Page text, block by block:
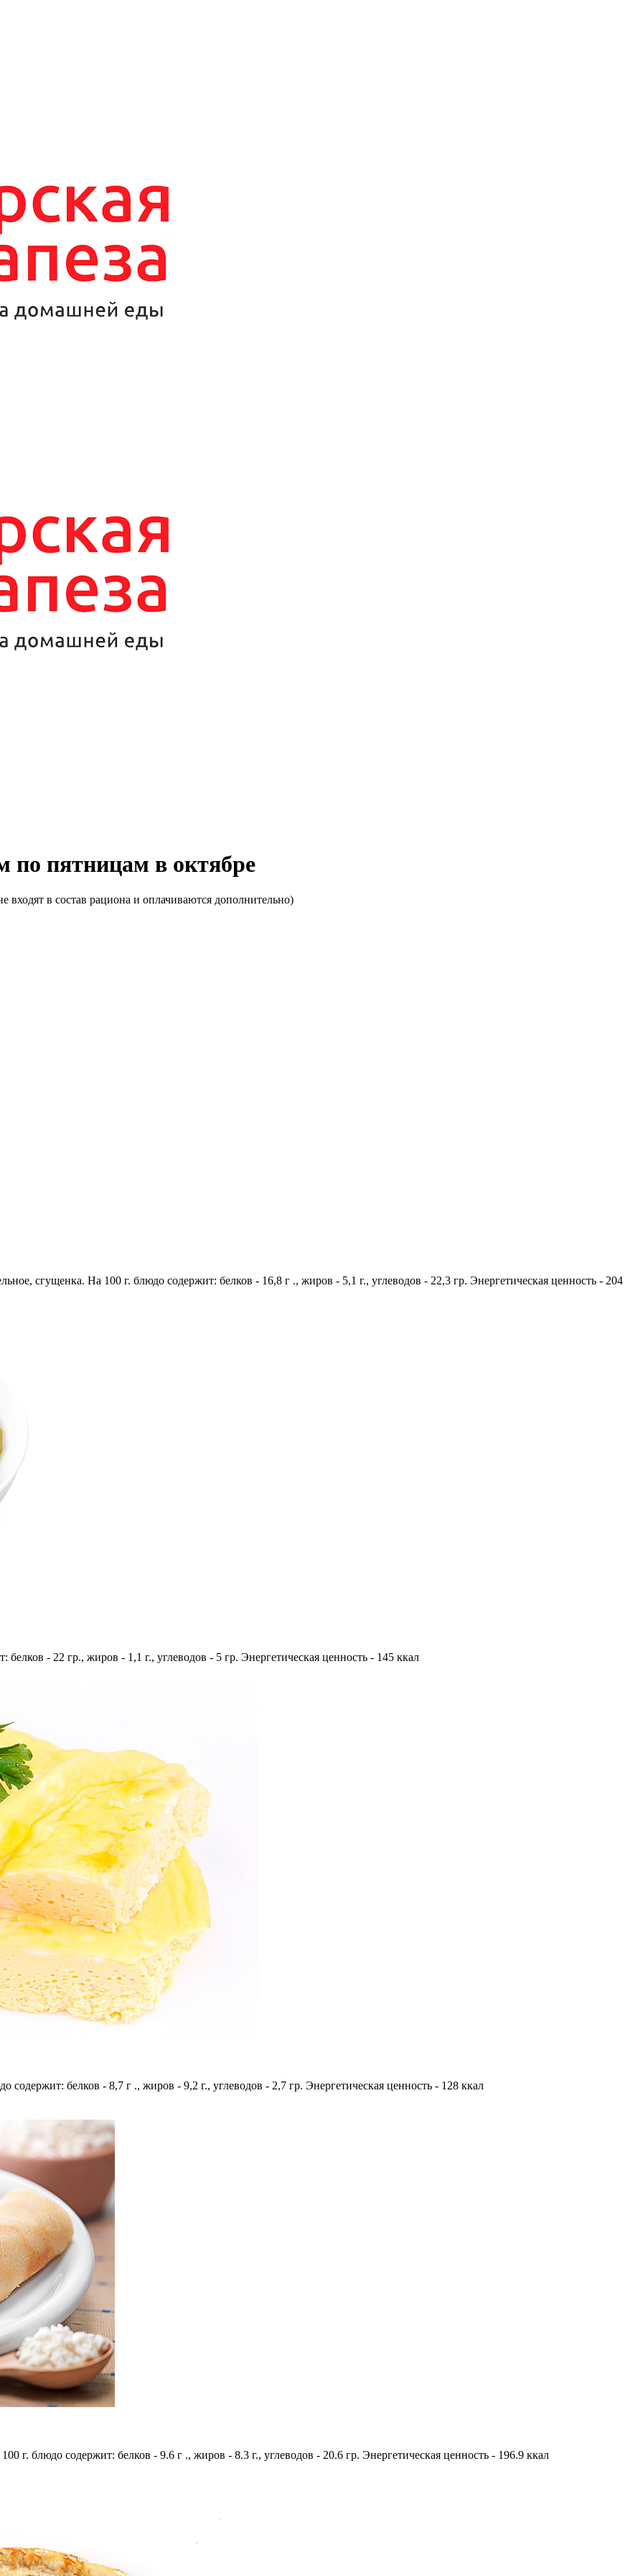
по пятницам в октябре
в состав рациона и оплачиваются дополнительно)
сгущенка. На 100 г. блюдо содержит: белков - 16,8 г ., жиров - 5,1 г., углеводов - 22,3 гр. Энергетическая ценность - 204
- 22 гр., жиров - 1,1 г., углеводов - 5 гр. Энергетическая ценность - 145 ккал
белков - 8,7 г ., жиров - 9,2 г., углеводов - 2,7 гр. Энергетическая ценность - 128 ккал
г. блюдо содержит: белков - 9.6 г ., жиров - 8.3 г., углеводов - 20.6 гр. Энергетическая ценность - 196.9 ккал